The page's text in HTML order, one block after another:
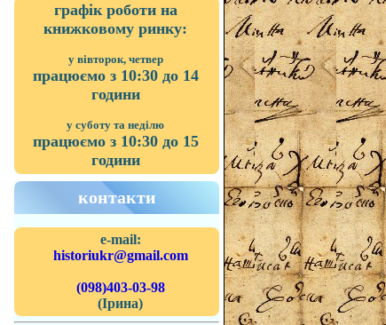
графік роботи на
книжковому ринку:
у вівторок, четвер
працюємо з 10:30 до 14
години
у суботу та неділю
працюємо з 10:30 до 15
години
контакти
e-mail:
historiukr@gmail.com
(098)403-03-98
(Ірина)